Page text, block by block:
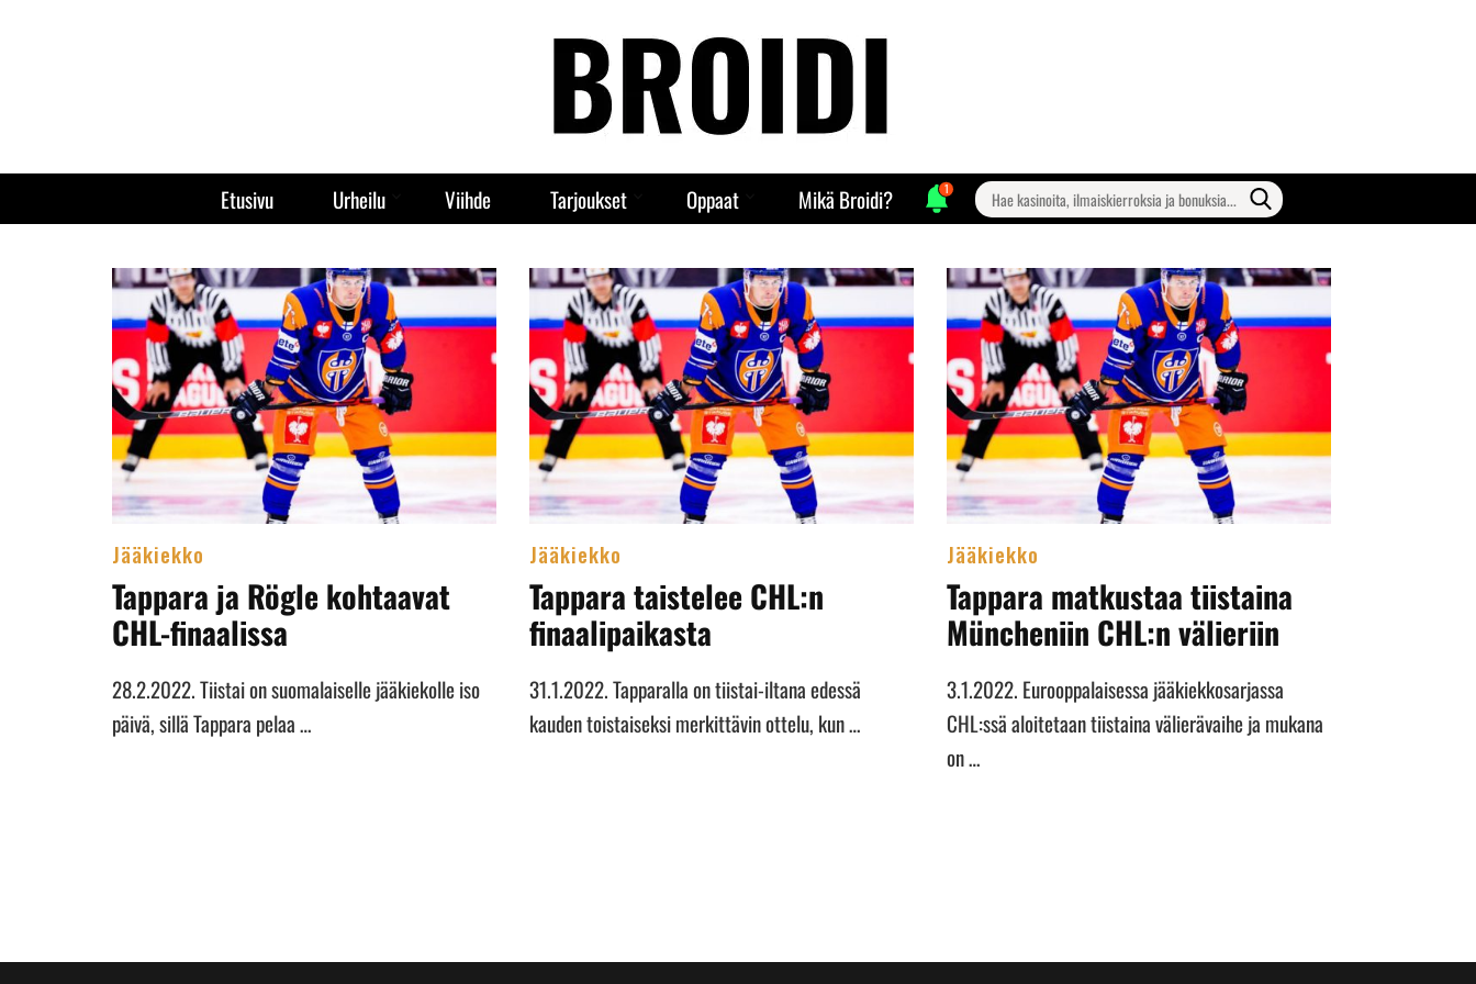
Etusivu Urheilu Viihde Tarjoukset Oppaat Mikä Broidi? 1
Search
for:
Jääkiekko
Tappara ja Rögle kohtaavat
CHL-finaalissa
28.2.2022. Tiistai on suomalaiselle jääkiekolle iso
päivä, sillä Tappara pelaa …
Jääkiekko
Tappara taistelee CHL:n
finaalipaikasta
31.1.2022. Tapparalla on tiistai-iltana edessä
kauden toistaiseksi merkittävin ottelu, kun …
Jääkiekko
Tappara matkustaa tiistaina
Müncheniin CHL:n välieriin
3.1.2022. Eurooppalaisessa jääkiekkosarjassa
CHL:ssä aloitetaan tiistaina välierävaihe ja mukana
on …